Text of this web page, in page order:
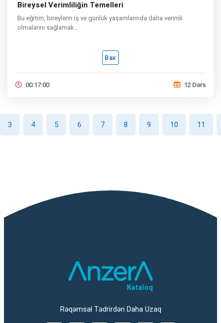
Bireysel Verimliliğin Temelleri
Bu eğitim, bireylerin iş ve günlük yaşamlarında daha verimli
olmalarını sağlamak...
Bax
00:17:00 12 Dərs
3 4 5 6 7 8 9 10 11
Kataloq
Rəqəmsal Tədrirdən Daha Uzaq